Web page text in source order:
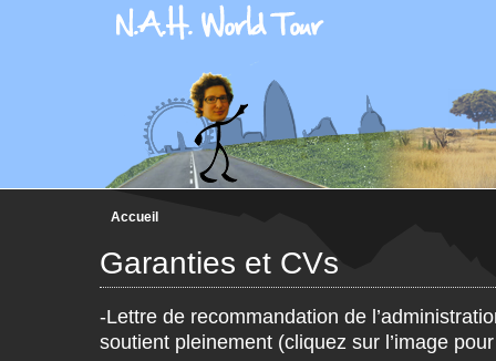
Accueil
Garanties et CVs
-Lettre de recommandation de
soutient pleinement (cliquez sur l’image pour